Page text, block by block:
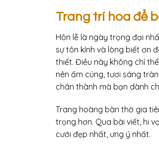
Trang trí hoa để
Hôn lễ là ngày trọng đại
sự tôn kính và lòng biết ơn
thiết. Điều này không chỉ
nên ấm cúng, tươi sáng
chân thành mà bạn dành
Trang hoàng bàn thờ gia
trọng hơn. Qua bài viết, hi
cưới đẹp nhất, ưng ý nhất.